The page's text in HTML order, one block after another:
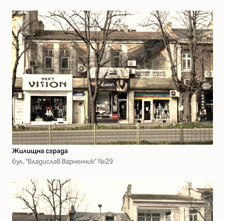
Жилищна сграда
бул. "Владислав Варненчик" №29